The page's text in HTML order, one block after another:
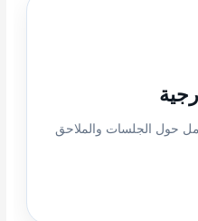
حول الجلسات والملاحق